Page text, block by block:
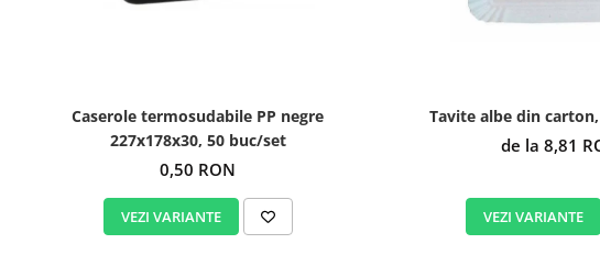
Caserole termosudabile PP negre
227x178x30, 50 buc/set
0,50 RON
VEZI VARIANTE
Tavite albe din
de la 8,81
VEZI VARIANTE